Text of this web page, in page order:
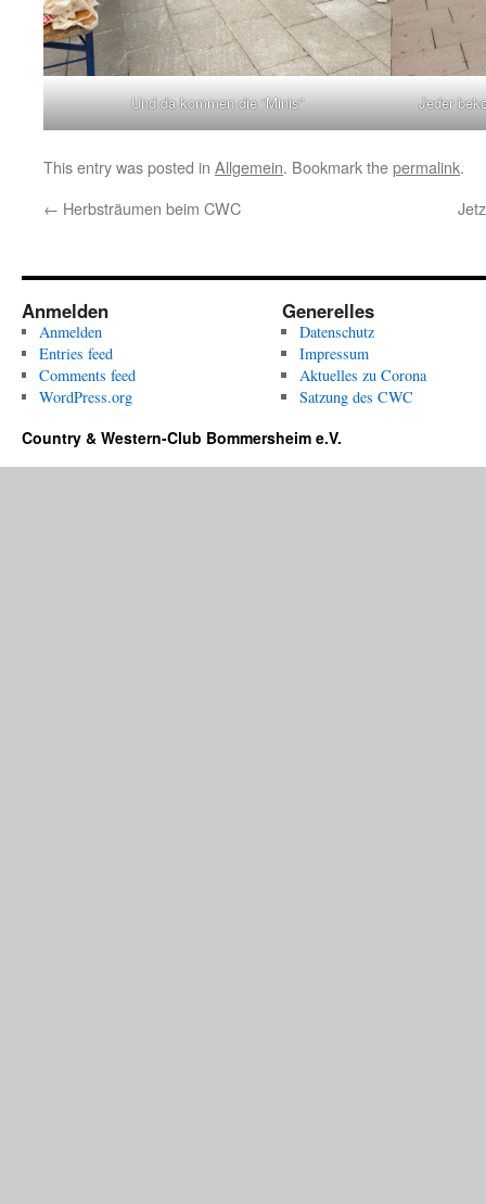
Und da kommen die “Minis” Jeder
This entry was posted in Allgemein. Bookmark thepermalink.
← Herbsträumen beim CWC
Anmelden
Anmelden
Entries feed
Comments feed
WordPress.org
Generelles
Datenschutz
Impressum
Aktuelles zu Corona
Satzung des CWC
Country & Western-Club Bommersheim e.V.